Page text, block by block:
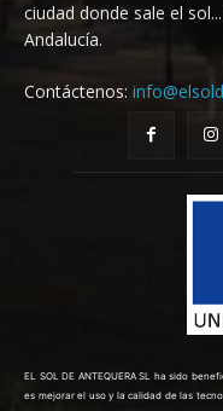
ciudad donde sale el
Andalucía.
Contáctenos:
EL SOL DE ANTEQUERA SL ha sido
es mejorar el uso y la calidad de las